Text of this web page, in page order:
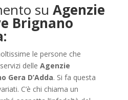
su Agenzie
Brignano
le persone che
delle Agenzie
Gera D’Adda. Si fa questa
C’è chi chiama un